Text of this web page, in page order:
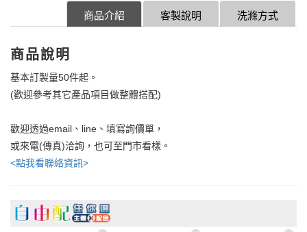
洗滌方式
客製說明
商品介紹
商品說明
基本訂製量50件起。
(歡迎參考其它產品項目做整體搭配)
歡迎透過email、line、填寫詢價單，
或來電(傳真)洽詢，也可至門市看樣。
<點我看聯絡資訊>